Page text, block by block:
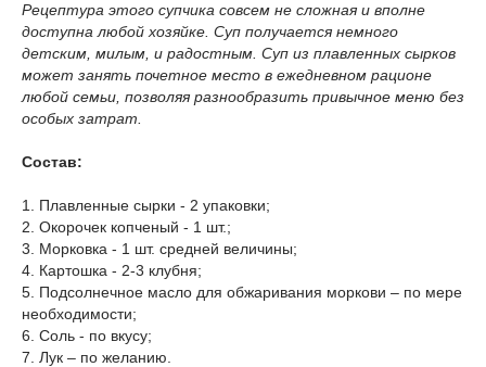
Рецептура этого супчика совсем не сложная и вполне
доступна любой хозяйке. Суп получается немного
детским, милым, и радостным. Суп из плавленных сырков
может занять почетное место в ежедневном рационе
любой семьи, позволяя разнообразить привычное меню без
особых затрат.
Состав:
1. Плавленные сырки - 2 упаковки;
2. Окорочек копченый - 1 шт.;
3. Морковка - 1 шт. средней величины;
4. Картошка - 2-3 клубня;
5. Подсолнечное масло для обжаривания моркови – по мере
необходимости;
6. Соль - по вкусу;
7. Лук – по желанию.